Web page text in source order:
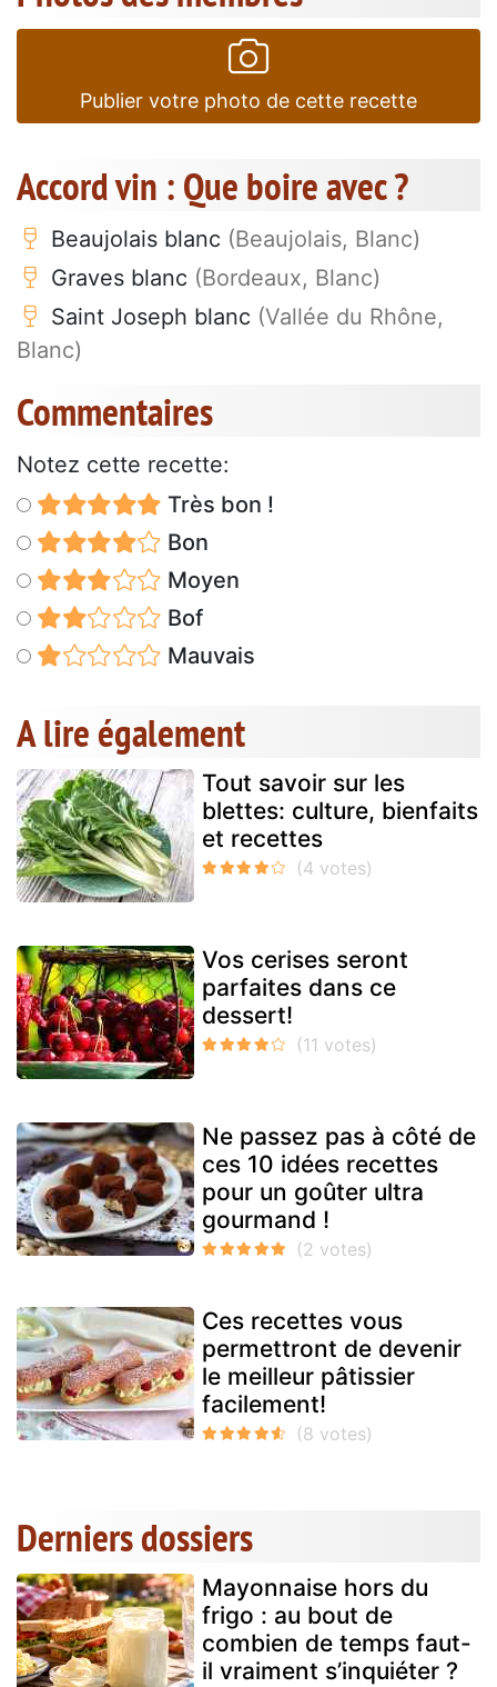
Publier votre photo de cette recette
Accord vin : Que boire avec ?
Beaujolais blanc (Beaujolais, Blanc)
Graves blanc (Bordeaux, Blanc)
Saint Joseph blanc (Vallée du Rhône,
Blanc)
Commentaires
Notez cette recette:
Très bon !
Bon
Moyen
Bof
Mauvais
A lire également
Tout savoir sur les
blettes: culture, bienfaits
et recettes
Vos cerises seront
parfaites dans ce
dessert!
Ne passez pas à côté de
ces 10 idées recettes
pour un goûter ultra
gourmand !
Ces recettes vous
permettront de devenir
le meilleur pâtissier
facilement!
Derniers dossiers
Mayonnaise hors du
frigo : au bout de
combien de temps faut-
il vraiment s’inquiéter ?